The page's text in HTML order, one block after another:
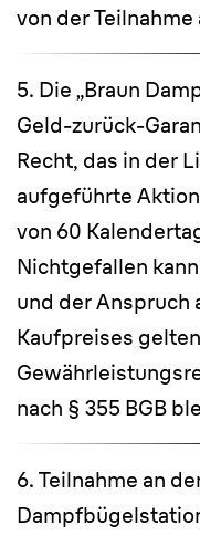
von der
5. Die „Braun
Geld-zurück-
Recht, das in der
aufgeführte
von 60
Nichtgefallen
und der Anspruch
Kaufpreises
nach § 355 BGB
6. Teilnahme an